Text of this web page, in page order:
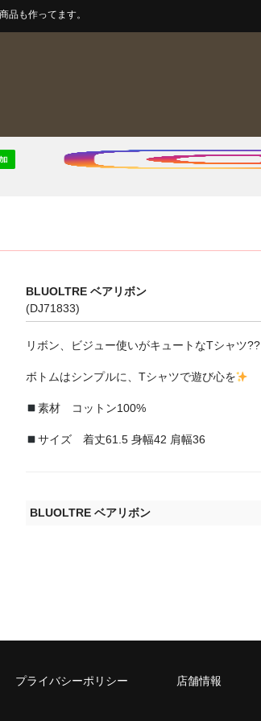
品も作ってます。
BLUOLTRE ベアリボン
(DJ71833)
リボン、ビジュー使いがキュートなTシャツ??
ボトムはシンプルに、Tシャツで遊び心を
素材 コットン100%
サイズ 着丈61.5 身幅42 肩幅36
BLUOLTRE ベアリボン
プライバシーポリシー 店舗情報